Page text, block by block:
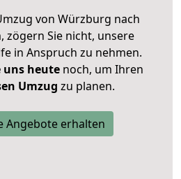
von Würzburg nach
zögern Sie nicht, unsere
in Anspruch zu nehmen.
uns heutenoch, um Ihren
Umzug zu planen.
Angebote erhalten